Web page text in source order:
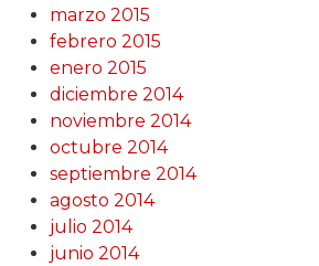
marzo 2015
febrero 2015
enero 2015
diciembre 2014
noviembre 2014
octubre 2014
septiembre 2014
agosto 2014
julio 2014
junio 2014